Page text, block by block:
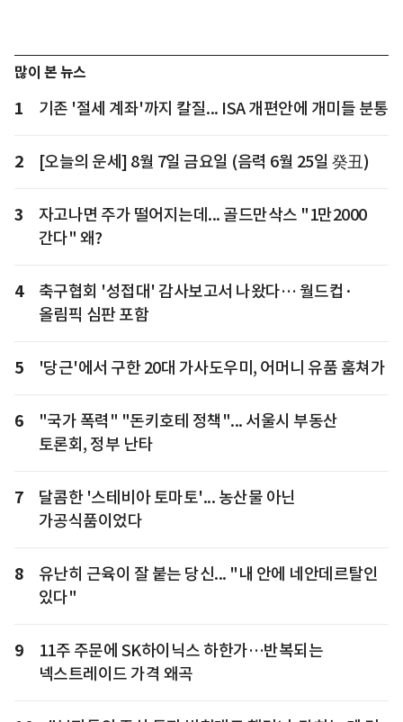
많이 본 뉴스
1 기존 '절세 계좌'까지 칼질... ISA 개편안에 개미들 분통
2 [오늘의 운세] 8월 7일 금요일 (음력 6월 25일 癸丑)
3
자고나면 주가 떨어지는데... 골드만삭스 "1만2000
간다" 왜?
4
축구협회 '성접대' 감사보고서 나왔다… 월드컵·
올림픽 심판 포함
5 '당근'에서 구한 20대 가사도우미, 어머니 유품 훔쳐가
6
"국가 폭력" "돈키호테 정책"... 서울시 부동산
토론회, 정부 난타
7
달콤한 '스테비아 토마토'... 농산물 아닌
가공식품이었다
8
유난히 근육이 잘 붙는 당신... "내 안에 네안데르탈인
있다"
9
11주 주문에 SK하이닉스 하한가…반복되는
넥스트레이드 가격 왜곡